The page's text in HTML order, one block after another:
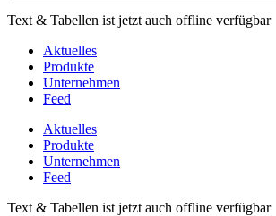
Text & Tabellen ist jetzt auch offline verfügbar
Aktuelles
Produkte
Unternehmen
Feed
Aktuelles
Produkte
Unternehmen
Feed
Text & Tabellen ist jetzt auch offline verfügbar